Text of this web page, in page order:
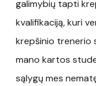
galimybių tapti
kvalifikaciją, kuri
krepšinio trenerio
mano kartos
sąlygų mes